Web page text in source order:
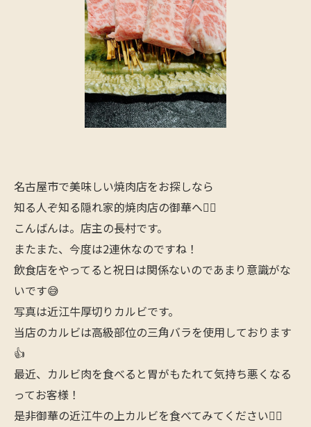
名古屋市で美味しい焼肉店をお探しなら
知る人ぞ知る隠れ家的焼肉店の御華へ🙋‍♂️
こんばんは。店主の長村です。
またまた、今度は2連休なのですね！
飲食店をやってると祝日は関係ないのであまり意識がな
いです😅
写真は近江牛厚切りカルビです。
当店のカルビは高級部位の三角バラを使用しております
👍
最近、カルビ肉を食べると胃がもたれて気持ち悪くなる
ってお客様！
是非御華の近江牛の上カルビを食べてみてください🙇‍♂️